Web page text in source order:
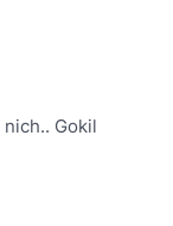
Gokil